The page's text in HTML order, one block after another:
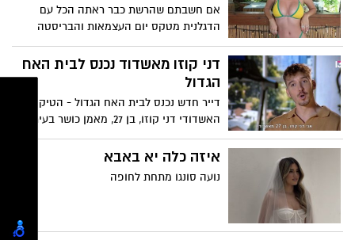
אם חשבתם שהרשת כבר ראתה הכל עם
הדגלנית מטקס יום העצמאות והבריסטה
שהפכה לוויראלית, חכו שתכירו את התופעה
החדשה מהיציע של אשדוד. תכירו את אלה
נצר, בת 22, דוגמנית וכוכבת רשת עם יותר
האחרונים לשם הכי מדובר בקרב אוהדי
הליגה הלאומית בכדורסל. אבל לא בגלל
שלשה מהפינה.
דני קוזו מאשדוד נכנס לבית האח
הגדול
דייר חדש נכנס לבית האח הגדול - הטיקטוקר
האשדודי דני קוזו, בן 27, מאמן כושר בעיר
איזה כלה יא באבא
נועה סונגו מתחת לחופה